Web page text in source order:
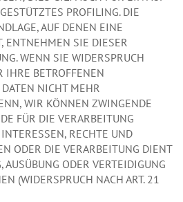
PROFILING. DIE
AUF DENEN EINE
ENTNEHMEN SIE DIESER
WENN SIE WIDERSPRUCH
IHRE BETROFFENEN
NICHT MEHR
WIR KÖNNEN ZWINGENDE
FÜR DIE VERARBEITUNG
RECHTE UND
ODER DIE VERARBEITUNG DIENT
AUSÜBUNG ODER VERTEIDIGUNG
(WIDERSPRUCH NACH ART. 21